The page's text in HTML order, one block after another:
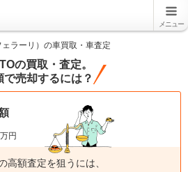
メニュー
ラーリ）の車買取・車査定
の買取・査定。
で売却するには？
万円
高額査定を狙うには、